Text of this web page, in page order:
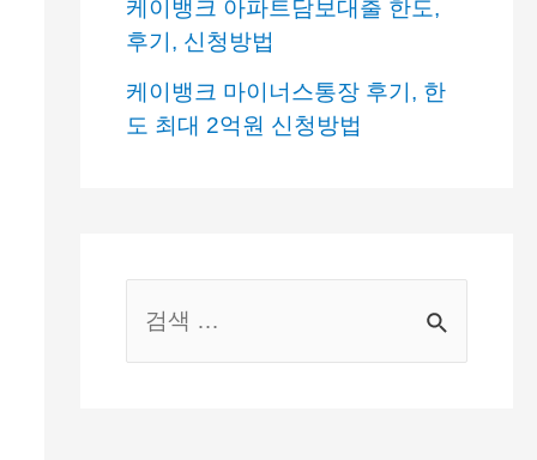
케이뱅크 아파트담보대출 한도,
후기, 신청방법
케이뱅크 마이너스통장 후기, 한
도 최대 2억원 신청방법